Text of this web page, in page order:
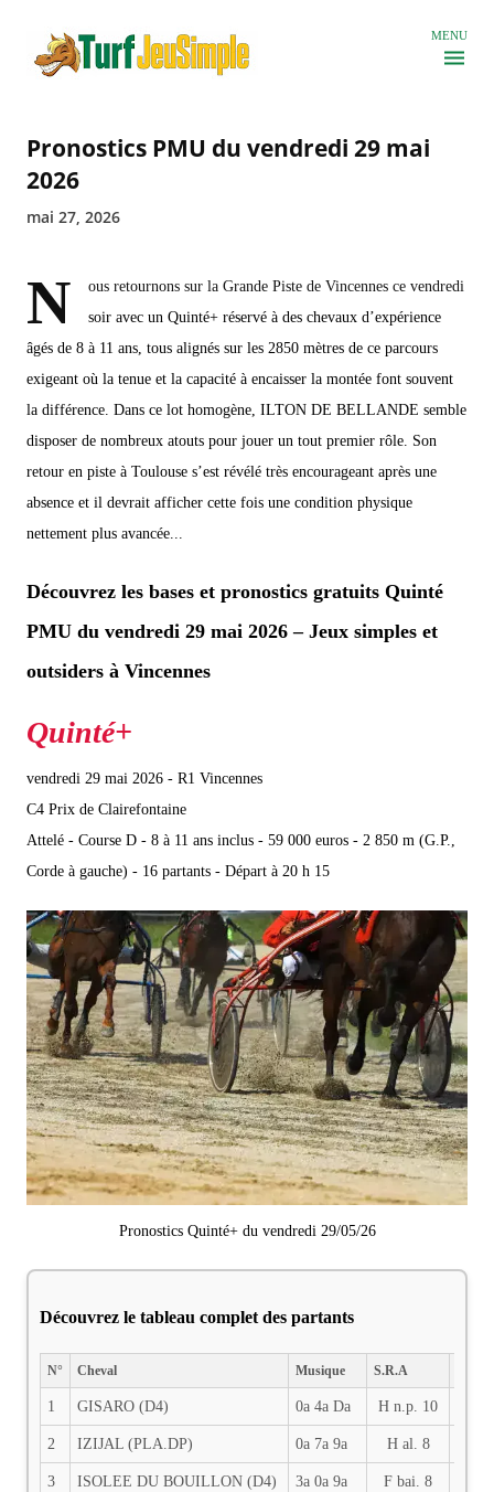
MENU
Pronostics PMU du vendredi 29 mai
2026
mai 27, 2026
N
ous retournons sur la Grande Piste de Vincennes ce vendredi
soir avec un Quinté+ réservé à des chevaux d’expérience
âgés de 8 à 11 ans, tous alignés sur les 2850 mètres de ce parcours
exigeant où la tenue et la capacité à encaisser la montée font souvent
la différence. Dans ce lot homogène, ILTON DE BELLANDE semble
disposer de nombreux atouts pour jouer un tout premier rôle. Son
retour en piste à Toulouse s’est révélé très encourageant après une
absence et il devrait afficher cette fois une condition physique
nettement plus avancée...
Découvrez les bases et pronostics gratuits Quinté
PMU du vendredi 29 mai 2026 – Jeux simples et
outsiders à Vincennes
vendredi 29 mai 2026 - R1 Vincennes
C4 Prix de Clairefontaine
Attelé - Course D - 8 à 11 ans inclus - 59 000 euros - 2 850 m (G.P.,
Corde à gauche) - 16 partants - Départ à 20 h 15
Pronostics Quinté+ du vendredi 29/05/26
Découvrez le tableau complet des partants
N° Cheval Musique S.R.A
1 GISARO (D4) 0a 4a Da H n.p. 10
2 IZIJAL (PLA.DP) 0a 7a 9a H al. 8
3 ISOLEE DU BOUILLON (D4) 3a 0a 9a F bai. 8